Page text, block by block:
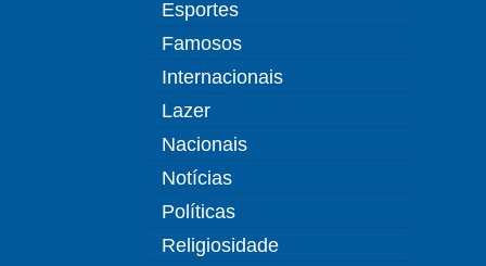
Esportes
Famosos
Internacionais
Lazer
Nacionais
Notícias
Políticas
Religiosidade